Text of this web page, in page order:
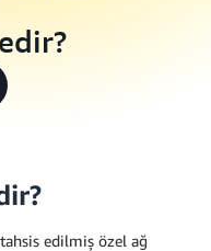
edilmiş özel ağ